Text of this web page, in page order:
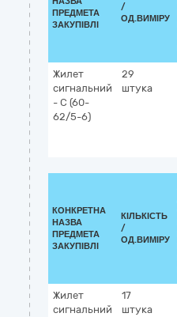
ПРЕДМЕТА
ЗАКУПІВЛІ
/
ОД.ВИМІРУ
Жилет
сигнальний
- С (60-
62/5-6)
29
штука
КОНКРЕТНА
НАЗВА
ПРЕДМЕТА
ЗАКУПІВЛІ
КІЛЬКІСТЬ
/
ОД.ВИМІРУ
Жилет
сигнальний
17
штука